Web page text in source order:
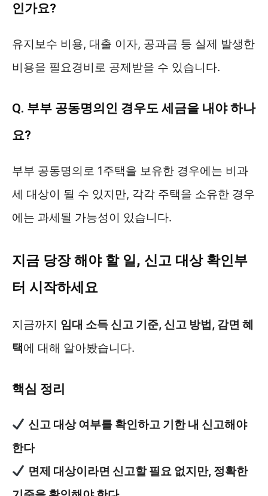
인가요?
유지보수 비용, 대출 이자, 공과금 등 실제 발생한
비용을 필요경비로 공제받을 수 있습니다.
Q. 부부 공동명의인 경우도 세금을 내야 하나
요?
부부 공동명의로 1주택을 보유한 경우에는 비과
세 대상이 될 수 있지만, 각각 주택을 소유한 경우
에는 과세될 가능성이 있습니다.
지금 당장 해야 할 일, 신고 대상 확인부
터 시작하세요
지금까지 임대 소득 신고 기준, 신고 방법, 감면 혜
택에 대해 알아봤습니다.
핵심 정리
신고 대상 여부를 확인하고 기한 내 신고해야
한다
면제 대상이라면 신고할 필요 없지만, 정확한